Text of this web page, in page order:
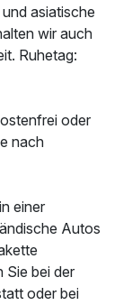
asiatische
wir auch
Ruhetag:
oder
nach
einer
Autos
Sie bei der
oder bei